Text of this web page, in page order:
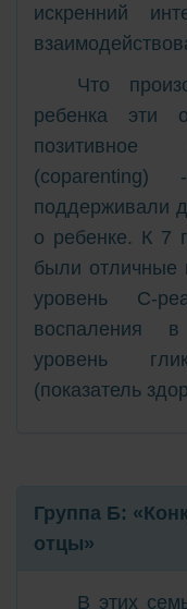
искренний
Что
ребенка эти
позитивное
поддерживали
о ребенке. К 7
были отличные
уровень С-
воспаления
уровень
(показатель
Группа Б:
отцы»
В этих